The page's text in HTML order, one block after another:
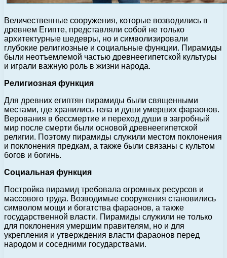
Величественные сооружения, которые возводились в
древнем Египте, представляли собой не только
архитектурные шедевры, но и символизировали
глубокие религиозные и социальные функции. Пирамиды
были неотъемлемой частью древнеегипетской культуры
и играли важную роль в жизни народа.
Религиозная функция
Для древних египтян пирамиды были священными
местами, где хранились тела и души умерших фараонов.
Верования в бессмертие и переход души в загробный
мир после смерти были основой древнеегипетской
религии. Поэтому пирамиды служили местом поклонения
и поклонения предкам, а также были связаны с культом
богов и богинь.
Социальная функция
Постройка пирамид требовала огромных ресурсов и
массового труда. Возводимые сооружения становились
символом мощи и богатства фараонов, а также
государственной власти. Пирамиды служили не только
для поклонения умершим правителям, но и для
укрепления и утверждения власти фараонов перед
народом и соседними государствами.